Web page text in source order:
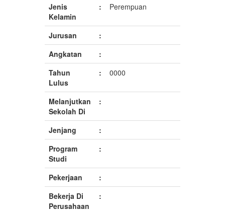
Jenis
Kelamin
: Perempuan
Jurusan
:
Angkatan
:
Tahun
Lulus
: 0000
Melanjutkan
Sekolah Di
:
Jenjang
:
Program
Studi
:
Pekerjaan
:
Bekerja Di
Perusahaan
: